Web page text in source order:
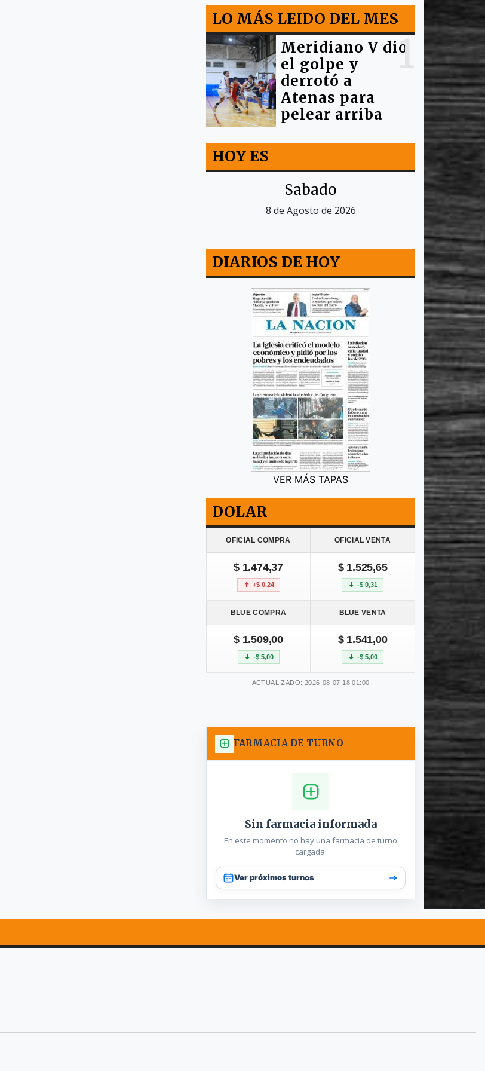
LO MÁS LEIDO DEL MES
1
Meridiano V dio
el golpe y
derrotó a
Atenas para
pelear arriba
HOY ES
Sabado
8 de Agosto de 2026
DIARIOS DE HOY
VER MÁS TAPAS
DOLAR
OFICIAL COMPRA OFICIAL VENTA
$ 1.474,37
+$ 0,24
$ 1.525,65
-$ 0,31
BLUE COMPRA BLUE VENTA
$ 1.509,00
-$ 5,00
$ 1.541,00
-$ 5,00
ACTUALIZADO: 2026-08-07 18:01:00
FARMACIA DE TURNO
Sin farmacia informada
En este momento no hay una farmacia de turno
cargada.
Ver próximos turnos